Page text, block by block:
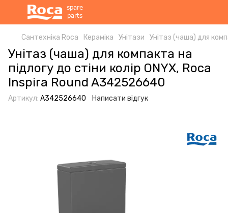
Сантехніка Roca Кераміка Унітази Унітаз (чаша) для
Унітаз (чаша) для компакта на
підлогу до стіни колір ONYX, Roca
Inspira Round A342526640
Артикул: A342526640 Написати відгук